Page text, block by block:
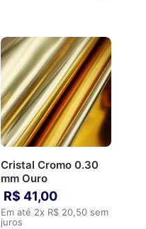
Cristal Cromo 0.30
mm Ouro
R$ 41,00
Em até 2x R$ 20,50 sem
juros